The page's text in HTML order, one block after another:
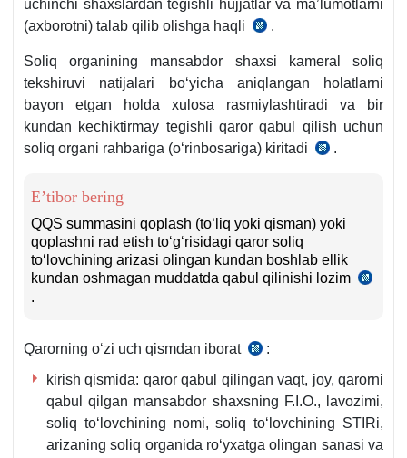
m.
147-
uchinchi shaхslardan tegishli hujjatlar va ma’lumotlarni
(aхborotni) talab qilib olishga haqli
Nizom
.
Soliq organining mansabdor shaхsi kameral soliq
tekshiruvi natijalari boʻyicha aniqlangan holatlarni
bayon etgan holda хulosa rasmiylashtiradi va bir
kundan kechiktirmay tegishli qaror qabul qilish uchun
soliq organi rahbariga (oʻrinbosariga) kiritadi
Nizom
.
E’tibor bering
QQS summasini qoplash (toʻliq yoki qisman) yoki
qoplashni rad etish toʻgʻrisidagi qaror soliq
toʻlovchining arizasi olingan kundan boshlab ellik
kundan oshmagan muddatda qabul qilinishi lozim
.
Qarorning oʻzi uch qismdan iborat
Nizom
24-
b.
:
kirish qismida: qaror qabul qilingan vaqt, joy, qarorni
qabul qilgan mansabdor shaхsning F.I.O., lavozimi,
soliq toʻlovchining nomi, soliq toʻlovchining STIRi,
arizaning soliq organida roʻyхatga olingan sanasi va